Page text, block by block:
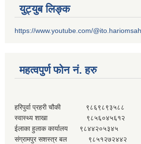
युट्युब लिङ्क
https://www.youtube.com/
महत्वपुर्ण फोन नं. हरु
हरिपुर्वा प्रहरी चौकी ९८६९८९३५८८
स्वास्थ्य शाखा ९८५६०४५६१२
ईलाका हुलाक कार्यालय ९८४४२०५३४५
संग्रामपुर सशस्त्र बल ९८५१२७२४४२